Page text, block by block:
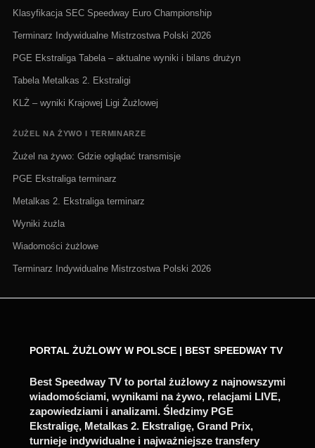
Klasyfikacja SEC Speedway Euro Championship
Terminarz Indywidualne Mistrzostwa Polski 2026
PGE Ekstraliga Tabela – aktualne wyniki i bilans drużyn
Tabela Metalkas 2. Ekstraligi
KLŻ – wyniki Krajowej Ligi Żużlowej
ŻUŻEL NA ŻYWO I TERMINARZE
Żużel na żywo: Gdzie oglądać transmisje
PGE Ekstraliga terminarz
Metalkas 2. Ekstraliga terminarz
Wyniki żużla
Wiadomości żużlowe
Terminarz Indywidualne Mistrzostwa Polski 2026
PORTAL ŻUŻLOWY W POLSCE | BEST SPEEDWAY TV
Best Speedway TV to portal żużlowy z najnowszymi
wiadomościami, wynikami na żywo, relacjami LIVE,
zapowiedziami i analizami. Śledzimy PGE
Ekstraligę, Metalkas 2. Ekstraligę, Grand Prix,
turnieje indywidualne i najważniejsze transfery